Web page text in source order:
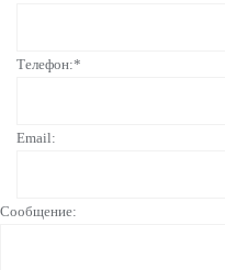
Телефон:*
Email:
Сообщение: